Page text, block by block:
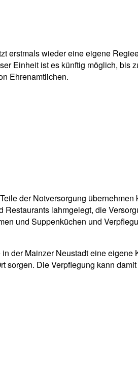
erstmals wieder eine eigene
Einheit ist es künftig möglich, bis
Ehrenamtlichen.
der Notversorgung übernehmen
lahmgelegt, die
und Suppenküchen und
der Mainzer Neustadt eine eigene
sorgen. Die Verpflegung kann